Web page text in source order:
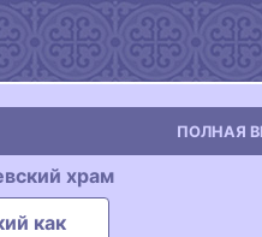
ПОЛНАЯ
храм
как